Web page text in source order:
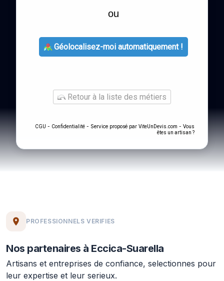
ou
Géolocalisez-moi automatiquement !
Retour à la liste des métiers
CGU - Confidentialité - Service proposé par ViteUnDevis.com - Vous
êtes un artisan ?
PROFESSIONNELS VERIFIES
Nos partenaires à Eccica-Suarella
Artisans et entreprises de confiance, selectionnes pour
leur expertise et leur serieux.